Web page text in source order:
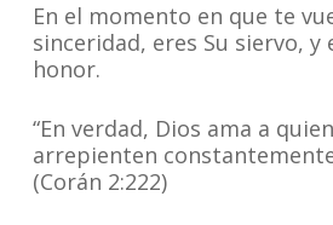
En el momento en que te
sinceridad, eres Su siervo, y
honor.
“En verdad, Dios ama a
arrepienten constantemente
(Corán 2:222)